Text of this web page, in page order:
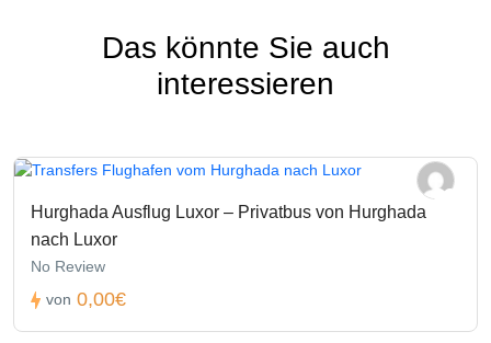
Das könnte Sie auch
interessieren
Hurghada Ausflug Luxor – Privatbus von Hurghada
nach Luxor
No Review
von 0,00€